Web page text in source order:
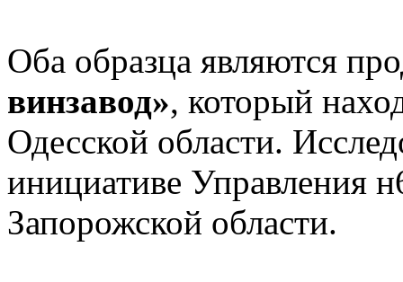
Оба образца являются
винзавод», который
Одесской области.
инициативе Управления
Запорожской области.